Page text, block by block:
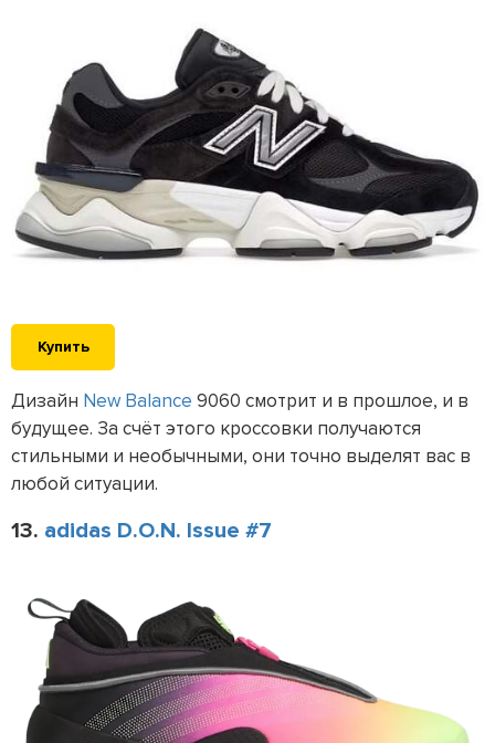
Купить
Дизайн New Balance 9060 смотрит и в прошлое, и в
будущее. За счёт этого кроссовки получаются
стильными и необычными, они точно выделят вас в
любой ситуации.
13. adidas D.O.N. Issue #7